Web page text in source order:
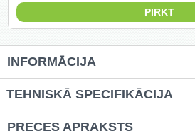
INFORMĀCIJA
TEHNISKĀ SPECIFIKĀCIJA
PRECES APRAKSTS
Griešanas diski un zāģa asmeņi
Hidrauliskās preses (20)
Hidrauliskie instrumenti (40)
Instrumentu komplekti (554)